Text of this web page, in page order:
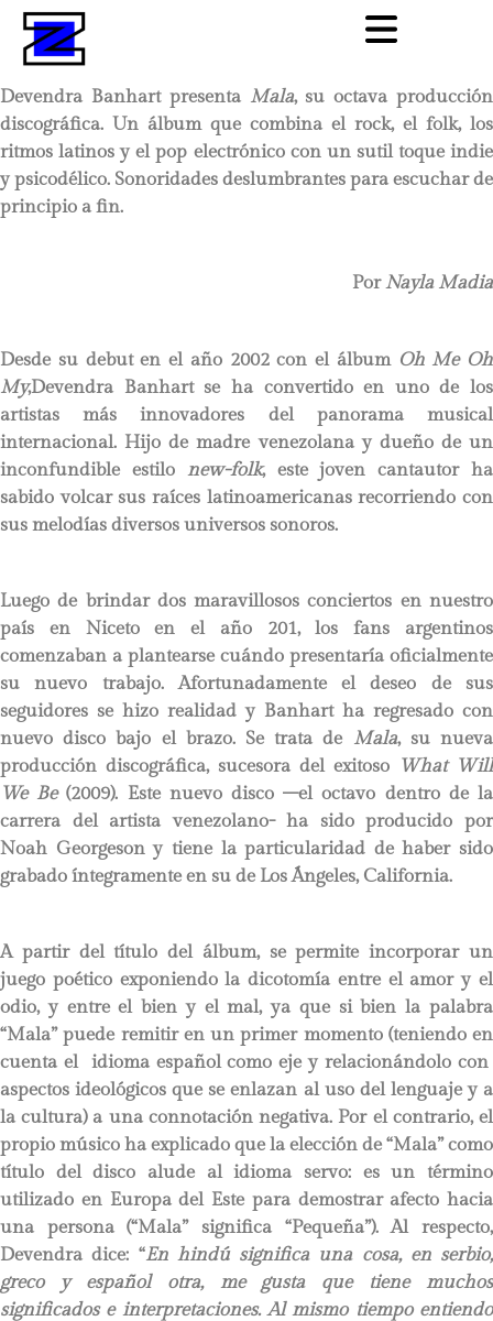
Devendra Banhart presenta Mala, su octava producción
discográfica. Un álbum que combina el rock, el folk, los
ritmos latinos y el pop electrónico con un sutil toque indie
y psicodélico. Sonoridades deslumbrantes para escuchar de
principio a fin.
PorNayla Madia
Desde su debut en el año 2002 con el álbum Oh Me Oh
My,Devendra Banhart se ha convertido en uno de los
artistas más innovadores del panorama musical
internacional. Hijo de madre venezolana y dueño de un
inconfundible estilo new-folk, este joven cantautor ha
sabido volcar sus raíces latinoamericanas recorriendo con
sus melodías diversos universos sonoros.
Luego de brindar dos maravillosos conciertos en nuestro
país en Niceto en el año 201, los fans argentinos
comenzaban a plantearse cuándo presentaría oficialmente
su nuevo trabajo. Afortunadamente el deseo de sus
seguidores se hizo realidad y Banhart ha regresado con
nuevo disco bajo el brazo. Se trata de Mala, su nueva
producción discográfica, sucesora del exitoso What Will
We Be(2009). Este nuevo disco –el octavo dentro de la
carrera del artista venezolano- ha sido producido por
Noah Georgeson y tiene la particularidad de haber sido
grabado íntegramente en su de Los Ángeles, California.
A partir del título del álbum, se permite incorporar un
juego poético exponiendo la dicotomía entre el amor y el
odio, y entre el bien y el mal, ya que si bien la palabra
“Mala” puede remitir en un primer momento (teniendo en
cuenta el idioma español como eje y relacionándolo con
aspectos ideológicos que se enlazan al uso del lenguaje y a
la cultura) a una connotación negativa. Por el contrario, el
propio músico ha explicado que la elección de “Mala” como
título del disco alude al idioma servo: es un término
utilizado en Europa del Este para demostrar afecto hacia
una persona (“Mala” significa “Pequeña”). Al respecto,
Devendra dice: “En hindú significa una cosa, en serbio,
greco y español otra, me gusta que tiene muchos
significados e interpretaciones. Al mismo tiempo entiendo